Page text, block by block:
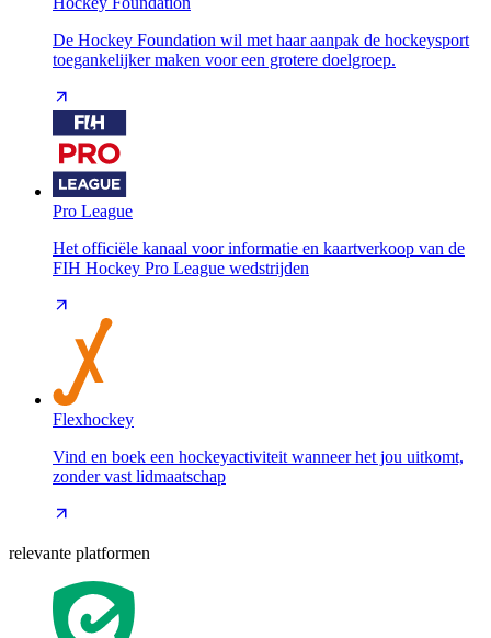
De Hockey Foundation wil met haar aanpak de hockeysport
toegankelijker maken voor een grotere doelgroep.
Pro League
Het officiële kanaal voor informatie en kaartverkoop van de
FIH Hockey Pro League wedstrijden
Flexhockey
Vind en boek een hockeyactiviteit wanneer het jou uitkomt,
zonder vast lidmaatschap
relevante platformen